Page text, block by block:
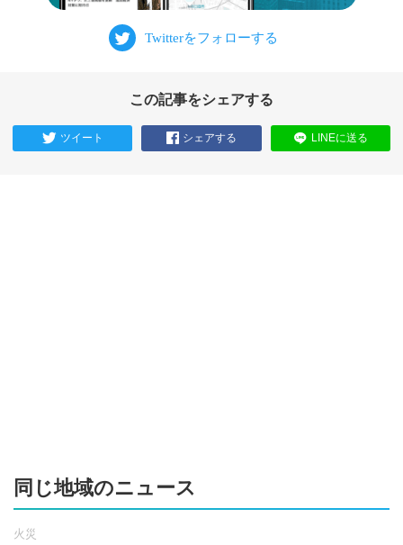
この記事をシェアする
ツイート シェアする LINEに送る
同じ地域のニュース
火災